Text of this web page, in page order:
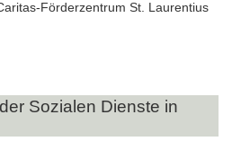
Förderzentrum St. Laurentius
Sozialen Dienste in